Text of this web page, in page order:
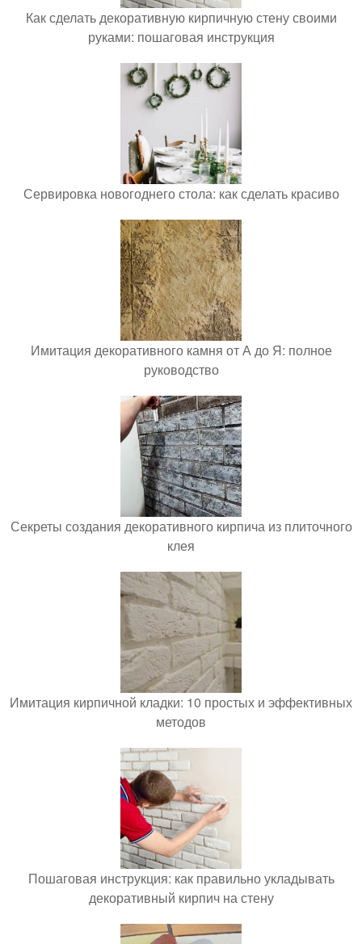
Как сделать декоративную кирпичную стену своими
руками: пошаговая инструкция
Сервировка новогоднего стола: как сделать красиво
Имитация декоративного камня от А до Я: полное
руководство
Секреты создания декоративного кирпича из плиточного
клея
Имитация кирпичной кладки: 10 простых и эффективных
методов
Пошаговая инструкция: как правильно укладывать
декоративный кирпич на стену